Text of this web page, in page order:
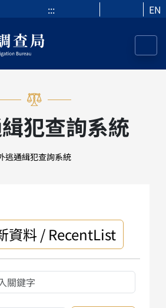
::: EN
犯查詢系統
逃通緝犯查詢系統
資料 / RecentList